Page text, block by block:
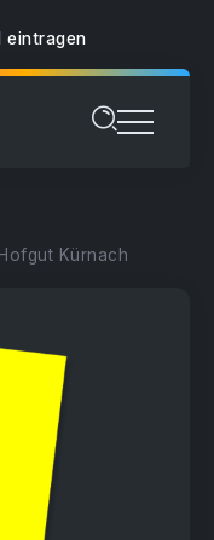
eintragen
Kürnach